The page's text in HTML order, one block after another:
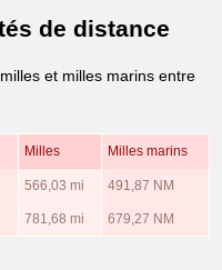
de distance
et milles marins entre
Milles Milles marins
566,03 mi 491,87 NM
781,68 mi 679,27 NM